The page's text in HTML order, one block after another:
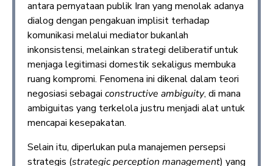
antara pernyataan publik Iran yang menolak adanya
dialog dengan pengakuan implisit terhadap
komunikasi melalui mediator bukanlah
inkonsistensi, melainkan strategi deliberatif untuk
menjaga legitimasi domestik sekaligus membuka
ruang kompromi. Fenomena ini dikenal dalam teori
negosiasi sebagai constructive ambiguity, di mana
ambiguitas yang terkelola justru menjadi alat untuk
mencapai kesepakatan.
Selain itu, diperlukan pula manajemen persepsi
strategis (strategic perception management) yang